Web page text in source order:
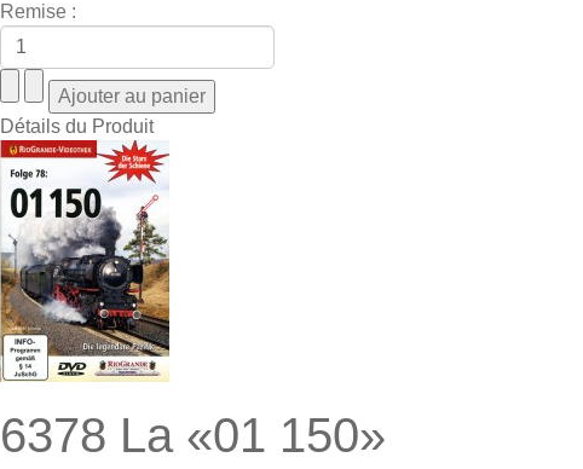
Remise :
Détails du Produit
6378 La «01 150»